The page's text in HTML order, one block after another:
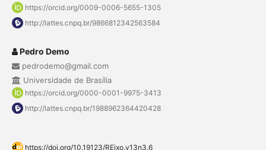
https://orcid.org/0009-0006-5655-1305
http://lattes.cnpq.br/9866812342563584
Pedro Demo
pedrodemo@gmail.com
Universidade de Brasília
https://orcid.org/0000-0001-9975-3413
http://lattes.cnpq.br/1988962364420428
https://doi.org/10.19123/REixo.v13n3.6